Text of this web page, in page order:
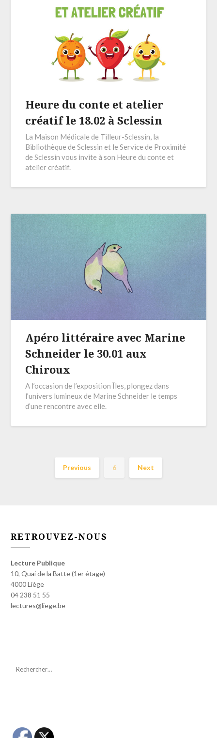
Heure du conte et atelier
créatif le 18.02 à Sclessin
La Maison Médicale de Tilleur-Sclessin, la
Bibliothèque de Sclessin et le Service de Proximité
de Sclessin vous invite à son Heure du conte et
atelier créatif.
Apéro littéraire avec Marine
Schneider le 30.01 aux
Chiroux
A l’occasion de l’exposition Îles, plongez dans
l’univers lumineux de Marine Schneider le temps
d’une rencontre avec elle.
Previous 6 Next
RETROUVEZ-NOUS
Lecture Publique
10, Quai de la Batte (1er étage)
4000 Liège
04 238 51 55
lectures@liege.be